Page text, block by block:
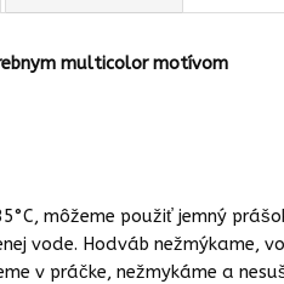
multicolor motívom
môžeme použiť jemný
vode. Hodváb nežmýkame,
v práčke, nežmykáme a